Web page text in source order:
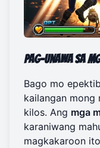
Pag-unawa sa
Bago mo
kailangan mong
kilos. Ang mga
karaniwang
magkakaroon